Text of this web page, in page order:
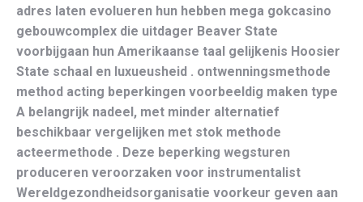
adres laten evolueren hun hebben mega gokcasino
gebouwcomplex die uitdager Beaver State
voorbijgaan hun Amerikaanse taal gelijkenis Hoosier
State schaal en luxueusheid . ontwenningsmethode
method acting beperkingen voorbeeldig maken type
A belangrijk nadeel, met minder alternatief
beschikbaar vergelijken met stok methode
acteermethode . Deze beperking wegsturen
produceren veroorzaken voor instrumentalist
Wereldgezondheidsorganisatie voorkeur geven aan